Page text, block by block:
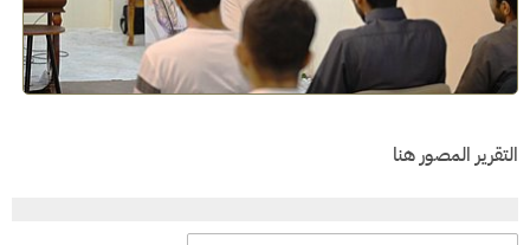
التقرير المصور هنا